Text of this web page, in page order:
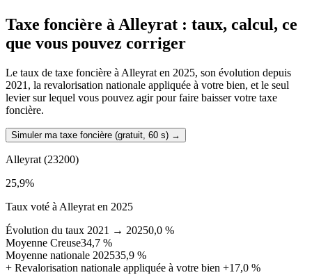
Taxe foncière àAlleyrat : taux, calcul, ce
que vous pouvez corriger
Le taux de taxe foncière à Alleyrat en 2025, son évolution depuis
2021, la revalorisation nationale appliquée à votre bien, et le seul
levier sur lequel vous pouvez agir pour faire baisser votre taxe
foncière.
Simuler ma taxe foncière (gratuit, 60 s) →
Alleyrat (23200)
25,9%
Taux voté à Alleyrat en 2025
Évolution du taux 2021 → 20250,0 %
Moyenne Creuse34,7 %
Moyenne nationale 202535,9 %
+ Revalorisation nationale appliquée à votre bien +17,0 %